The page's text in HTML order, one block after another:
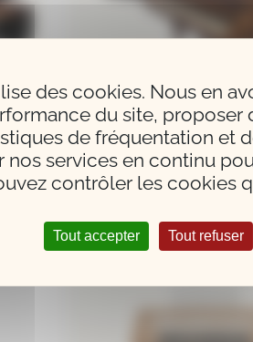
Pianos acoustiques
des cookies. Nous en
du site, proposer
de fréquentation et
nos services en continu
contrôler les cookies
Tout accepter Tout refuser